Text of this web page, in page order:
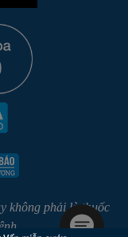
không phải là thuốc